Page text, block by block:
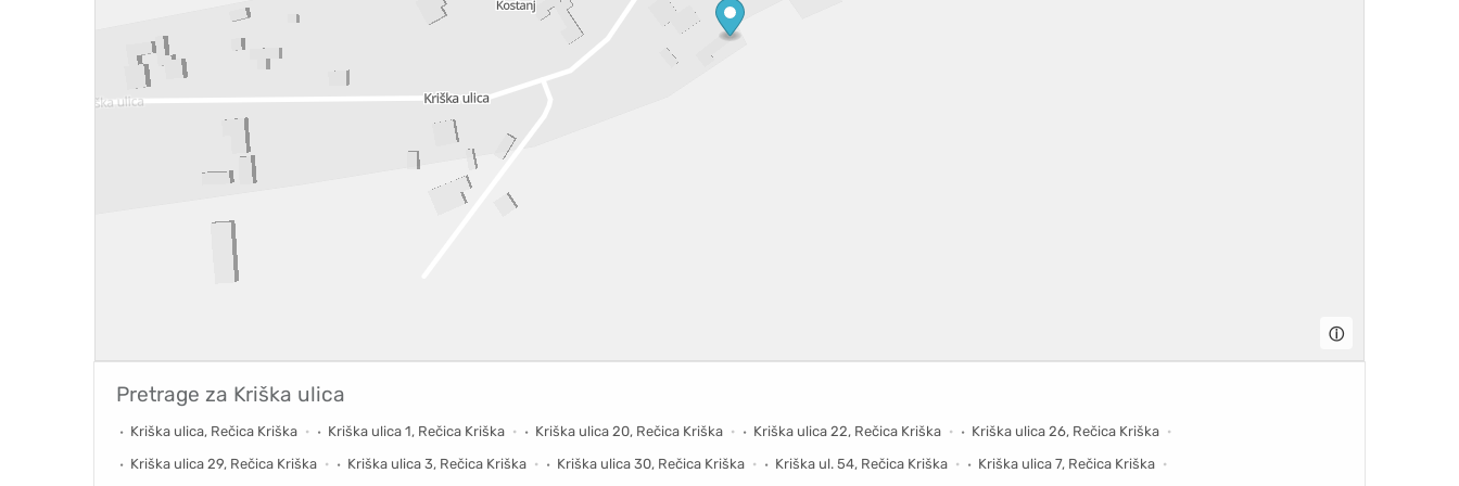
ⓘ
Pretrage za Kriška ulica
Kriška ulica, Rečica Kriška Kriška ulica 1, Rečica Kriška Kriška ulica 20, Rečica Kriška Kriška ulica 22, Rečica Kriška
Kriška ulica 26, Rečica Kriška
Kriška ulica 29, Rečica Kriška
Kriška ulica 3, Rečica Kriška Kriška ulica 30, Rečica Kriška Kriška ul. 54, Rečica Kriška Kriška ulica 7, Rečica Kriška